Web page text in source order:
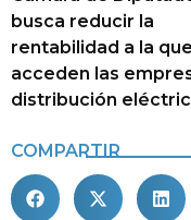
busca reducir la
rentabilidad a la que
acceden las
distribución
COMPARTIR